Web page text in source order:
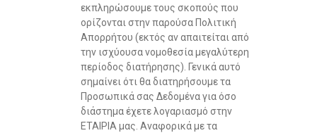
εκπληρώσουμε τους σκοπούς που
ορίζονται στην παρούσα Πολιτική
Απορρήτου (εκτός αν απαιτείται από
την ισχύουσα νομοθεσία μεγαλύτερη
περίοδος διατήρησης). Γενικά αυτό
σημαίνει ότι θα διατηρήσουμε τα
Προσωπικά σας Δεδομένα για όσο
διάστημα έχετε λογαριασμό στην
ΕΤΑΙΡΙΑ μας. Αναφορικά με τα